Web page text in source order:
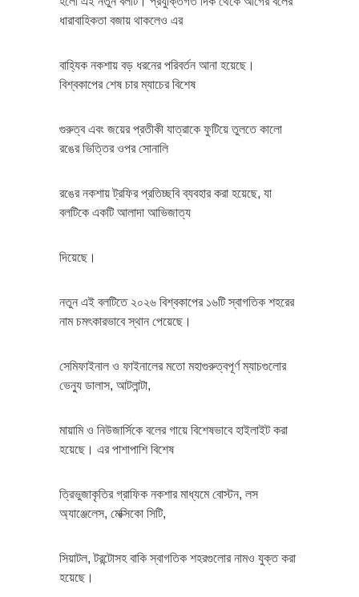
ধারাবাহিকতা বজায় থাকলেও এর
বাহ্যিক নকশায় বড় ধরনের পরিবর্তন আনা হয়েছে।
বিশ্বকাপের শেষ চার ম্যাচের বিশেষ
গুরুত্ব এবং জয়ের প্রতীকী যাত্রাকে ফুটিয়ে তুলতে কালো
রঙের ভিত্তির ওপর সোনালি
রঙের নকশায় ট্রফির প্রতিচ্ছবি ব্যবহার করা হয়েছে, যা
বলটিকে একটি আলাদা আভিজাত্য
দিয়েছে।
নতুন এই বলটিতে ২০২৬ বিশ্বকাপের ১৬টি স্বাগতিক শহরের
নাম চমৎকারভাবে স্থান পেয়েছে।
সেমিফাইনাল ও ফাইনালের মতো মহাগুরুত্বপূর্ণ ম্যাচগুলোর
ভেন্যু ডালাস, আটলান্টা,
মায়ামি ও নিউজার্সিকে বলের গায়ে বিশেষভাবে হাইলাইট করা
হয়েছে। এর পাশাপাশি বিশেষ
ত্রিভুজাকৃতির গ্রাফিক নকশার মাধ্যমে বোস্টন, লস
অ্যাঞ্জেলেস, মেক্সিকো সিটি,
সিয়াটল, টরন্টোসহ বাকি স্বাগতিক শহরগুলোর নামও যুক্ত করা
হয়েছে।